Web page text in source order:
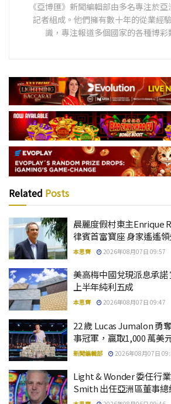
《亞博匯》新聞編輯部由多名專注於
記者組成。他們擁有數十年的從業經
識，專注報道多個國家的各種博彩
Related Posts
晨麗度假村東主Enrique
律賓首富寶座 身家遙遙
本思齊 2026年08月07日 09:57
美高梅中國兌現派息承
上半年純利五成
本思齊 2026年08月07日 09:47
22 歲 Lucas Jumalon 勇
事冠軍，贏取1,000 萬美
新聞編輯部 2026年08月07日
Light & Wonder 委任行
Smith 出任亞洲區董事總